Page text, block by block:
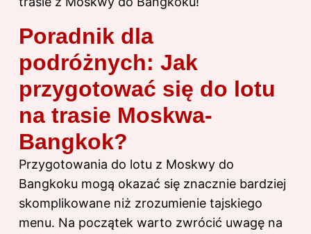
Poradnik dla
podróżnych: Jak
przygotować się do lotu
na trasie Moskwa-
Bangkok?
Przygotowania do lotu z Moskwy do
Bangkoku mogą okazać się znacznie bardziej
skomplikowane niż zrozumienie tajskiego
menu. Na początek warto zwrócić uwagę na